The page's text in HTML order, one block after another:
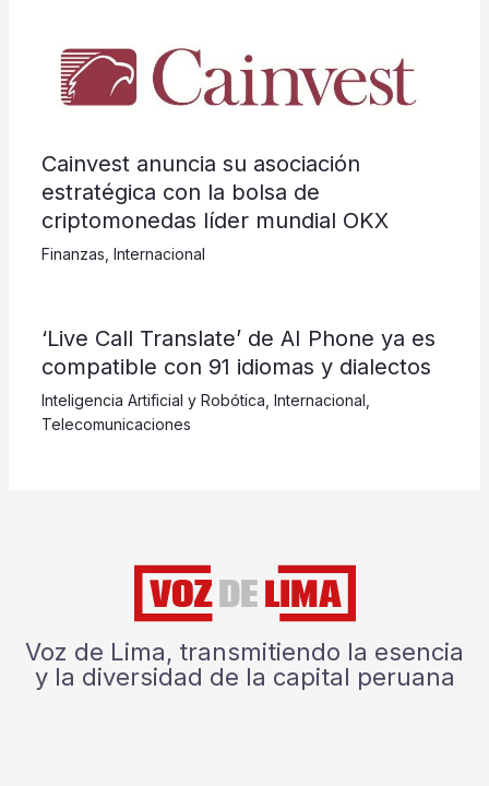
Cainvest anuncia su asociación
estratégica con la bolsa de
criptomonedas líder mundial OKX
Finanzas Internacional
‘Live Call Translate’ de AI Phone ya es
compatible con 91 idiomas y dialectos
Inteligencia Artificial y Robótica Internacional
Telecomunicaciones
Voz de Lima, transmitiendo la esencia
y la diversidad de la capital peruana